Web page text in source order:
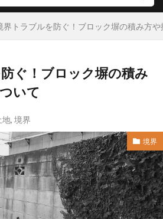
界トラブルを防ぐ！ブロック塀の積み方
ぐ！ブロック塀の積み
いて
地, 境界
境界